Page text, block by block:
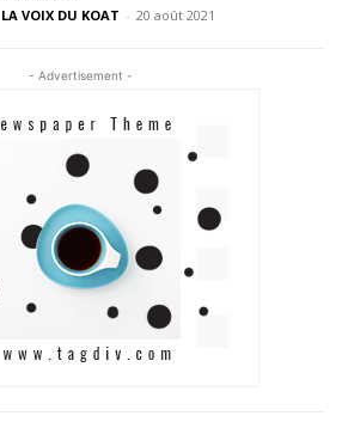
LA VOIX DU KOAT - 20 août 2021
- Advertisement -